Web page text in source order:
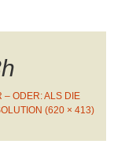
– ODER: ALS DIE
(620 × 413)